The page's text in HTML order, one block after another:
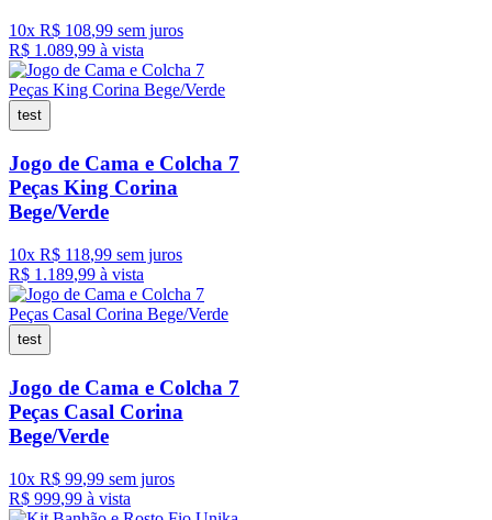
10x R$ 108,99 sem juros
R$ 1 .089,99 à vista
test
Jogo de Cama e Colcha 7
Peças King Corina
Bege/Verde
10x R$ 118,99 sem juros
R$ 1 .189,99 à vista
test
Jogo de Cama e Colcha 7
Peças Casal Corina
Bege/Verde
10x R$ 99,99 sem juros
R$ 999,99 à vista